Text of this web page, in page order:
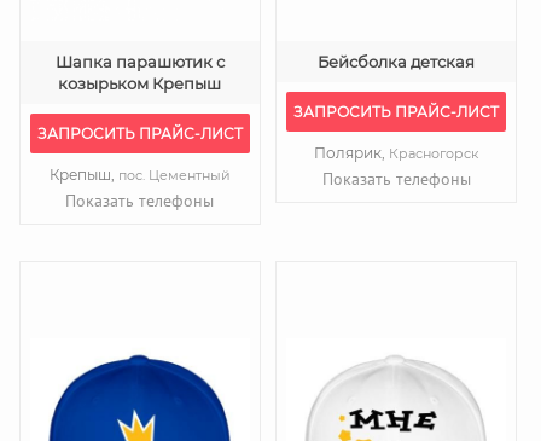
Шапка парашютик с
козырьком Крепыш
ЗАПРОСИТЬ ПРАЙС-ЛИСТ
Крепыш, пос. Цементный
Показать телефоны
Бейсболка детская
ЗАПРОСИТЬ ПРАЙС-ЛИСТ
Полярик, Красногорск
Показать телефоны